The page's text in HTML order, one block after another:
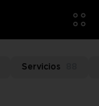
Servicios